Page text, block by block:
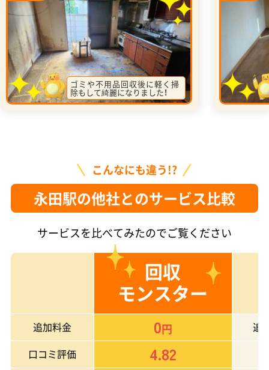
ゴミや不用品回収後に軽く掃
除もして綺麗になりました！
こんなにも違う!?
永田駅の他社とのサービス比較
サービスを比べてみたのでご覧ください
回収
モンスター
追加料金 0円
追
口コミ評価
4.82